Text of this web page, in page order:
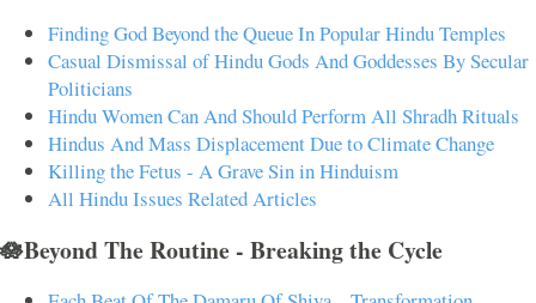
Finding God Beyond the Queue In Popular Hindu Temples
Casual Dismissal of Hindu Gods And Goddesses By Secular
Politicians
Hindu Women Can And Should Perform All Shradh Rituals
Hindus And Mass Displacement Due to Climate Change
Killing the Fetus - A Grave Sin in Hinduism
All Hindu Issues Related Articles
🪷Beyond The Routine - Breaking the Cycle